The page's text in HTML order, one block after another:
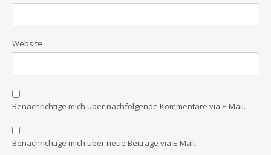
Website
Benachrichtige mich über nachfolgende Kommentare via E-Mail.
Benachrichtige mich über neue Beiträge via E-Mail.